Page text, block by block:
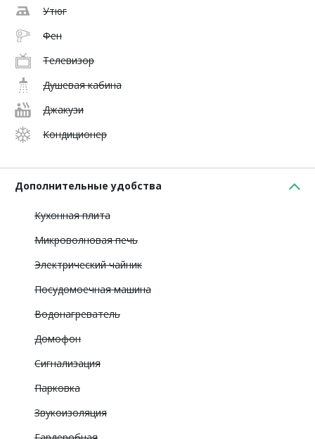
Утюг
Фен
Телевизор
Душевая кабина
Джакузи
Кондиционер
Дополнительные удобства
Кухонная плита
Микроволновая печь
Электрический чайник
Посудомоечная машина
Водонагреватель
Домофон
Сигнализация
Парковка
Звукоизоляция